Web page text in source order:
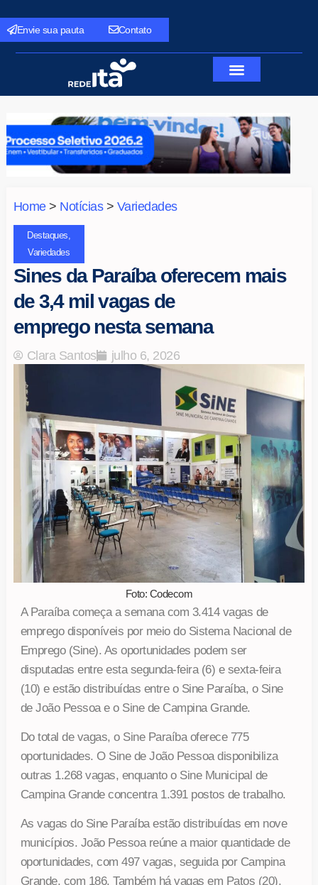
Envie sua pauta Contato
Home> Notícias> Variedades
Destaques
Variedades
Sines da Paraíba oferecem mais
de 3,4 mil vagas de
emprego nesta semana
Clara Santos julho 6, 2026
Foto: Codecom
A Paraíba começa a semana com 3.414 vagas de
emprego disponíveis por meio do Sistema Nacional de
Emprego (Sine). As oportunidades podem ser
disputadas entre esta segunda-feira (6) e sexta-feira
(10) e estão distribuídas entre o Sine Paraíba, o Sine
de João Pessoa e o Sine de Campina Grande.
Do total de vagas, o Sine Paraíba oferece 775
oportunidades. O Sine de João Pessoa disponibiliza
outras 1.268 vagas, enquanto o Sine Municipal de
Campina Grande concentra 1.391 postos de trabalho.
As vagas do Sine Paraíba estão distribuídas em nove
municípios. João Pessoa reúne a maior quantidade de
oportunidades, com 497 vagas, seguida por Campina
Grande, com 186. Também há vagas em Patos (20),